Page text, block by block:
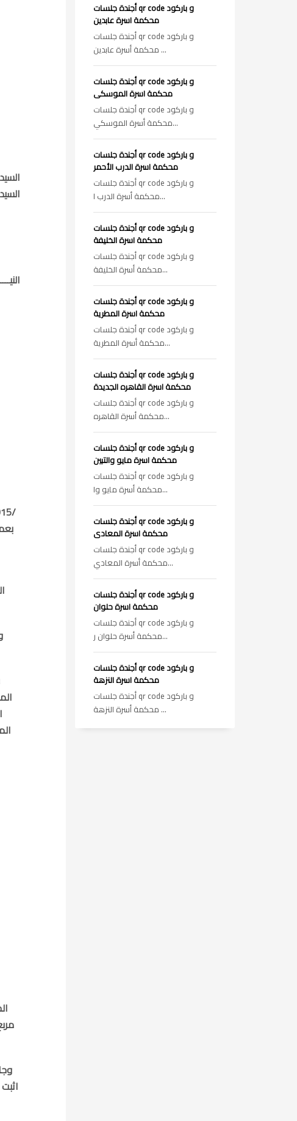
1-
2-
أجندة جلسات qr code و باركود
محكمة اسرة عابدين
أجندة جلسات qr code و باركود
محكمة أسرة عابدين ...
أجندة جلسات qr code و باركود
محكمة اسرة الموسكى
أجندة جلسات qr code و باركود
محكمة أسرة الموسكي...
أجندة جلسات qr code و باركود
محكمة اسرة الدرب الأحمر
أجندة جلسات qr code و باركود
محكمة أسرة الدرب ا...
أجندة جلسات qr code و باركود
محكمة اسرة الخليفة
أجندة جلسات qr code و باركود
محكمة أسرة الخليفة...
أجندة جلسات qr code و باركود
محكمة اسرة المطرية
أجندة جلسات qr code و باركود
محكمة أسرة المطرية...
أجندة جلسات qr code و باركود
محكمة اسرة القاهره الجديدة
أجندة جلسات qr code و باركود
محكمة أسرة القاهره...
أجندة جلسات qr code و باركود
محكمة اسرة مايو والتبين
أجندة جلسات qr code و باركود
محكمة أسرة مايو وا...
أجندة جلسات qr code و باركود
محكمة اسرة المعادى
أجندة جلسات qr code و باركود
محكمة أسرة المعادي...
أجندة جلسات qr code و باركود
محكمة اسرة حلوان
أجندة جلسات qr code و باركود
محكمة أسرة حلوان ر...
أجندة جلسات qr code و باركود
محكمة اسرة النزهة
أجندة جلسات qr code و باركود
محكمة أسرة النزهة ...